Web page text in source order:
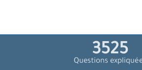
4230
Questions